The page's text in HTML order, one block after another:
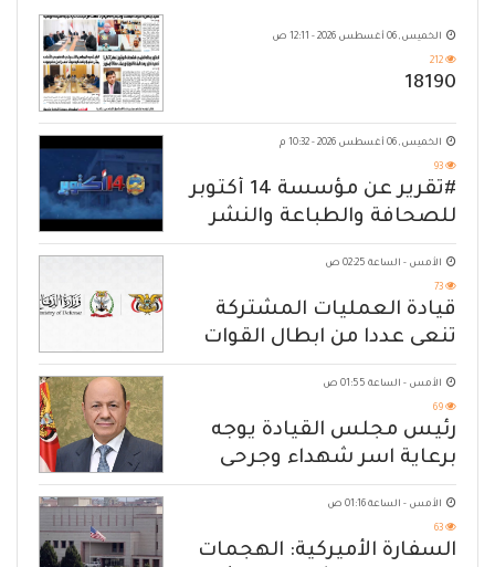
الخميس, 06 أغسطس 2026 - 12:11 ص
212
18190
الخميس, 06 أغسطس 2026 - 10:32 م
93
#تقرير عن مؤسسة 14 أكتوبر
للصحافة والطباعة والنشر
الأمس - الساعة 02:25 ص
73
قيادة العمليات المشتركة
تنعى عددا من ابطال القوات
المسلحة
الأمس - الساعة 01:55 ص
69
رئيس مجلس القيادة يوجه
برعاية اسر شهداء وجرحى
الهجوم الإرهابي الحوثي والرد
الحازم على مصدر التهديد
الأمس - الساعة 01:16 ص
63
السفارة الأميركية: الهجمات